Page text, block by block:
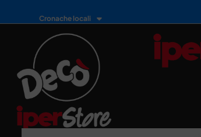
Cronache locali